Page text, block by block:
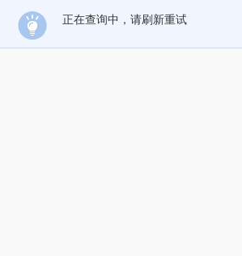
正在查询中，请刷新重试